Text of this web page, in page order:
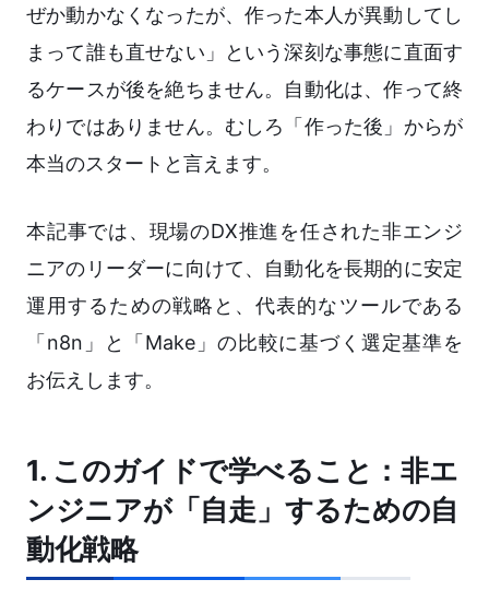
ぜか動かなくなったが、作った本人が異動してし
まって誰も直せない」という深刻な事態に直面す
るケースが後を絶ちません。自動化は、作って終
わりではありません。むしろ「作った後」からが
本当のスタートと言えます。
本記事では、現場のDX推進を任された非エンジ
ニアのリーダーに向けて、自動化を長期的に安定
運用するための戦略と、代表的なツールである
「n8n」と「Make」の比較に基づく選定基準を
お伝えします。
1. このガイドで学べること：非エ
ンジニアが「自走」するための自
動化戦略